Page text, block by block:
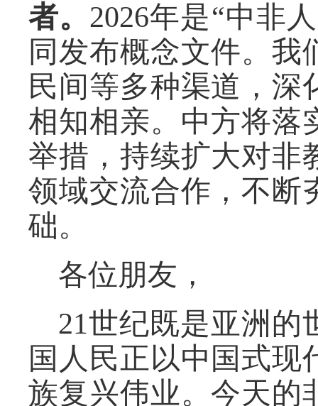
者。 2026年是“中非
同发布概念文件。我
民间等多种渠道，深
相知相亲。中方将落
举措，持续扩大对非
领域交流合作，不断
础。
各位朋友，
21世纪既是亚洲的
国人民正以中国式现
族复兴伟业。今天的